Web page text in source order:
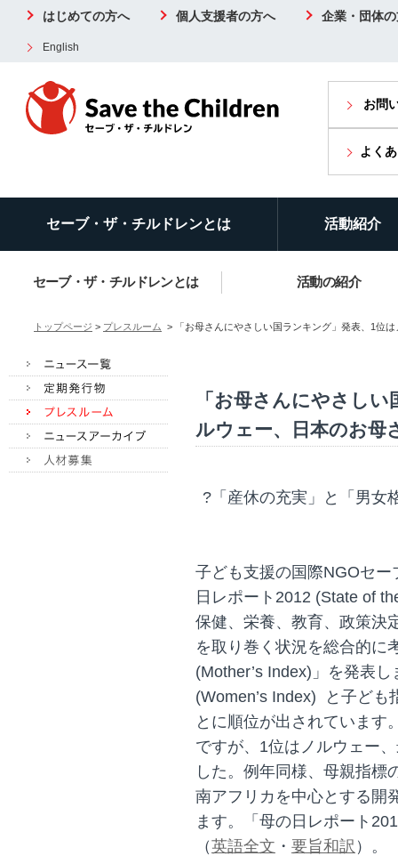
はじめての方へ 個人支援者の方へ 企業・団体
English
お問
よく
セーブ・ザ・チルドレンとは 活動紹介
セーブ・ザ・チルドレンとは 活動の紹介
トップページ > プレスルーム > 「お母さんにやさしい国ランキング」発表、1位
「お母さんにやさし
ルウェー、日本のお母
?「産休の充実」と「男女
子ども支援の国際NGOセ
日レポート2012 (State of
保健、栄養、教育、政策決
を取り巻く状況を総合的に
(Mother’s Index)」を発表
(Women’s Index) と子ども
とに順位が出されています
ですが、1位はノルウェー
した。例年同様、母親指標
南アフリカを中心とする開
ます。「母の日レポート
（英語全文 ・ 要旨和訳 ）。